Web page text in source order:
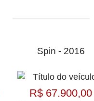
Spin - 2016
R$ 67.900,00